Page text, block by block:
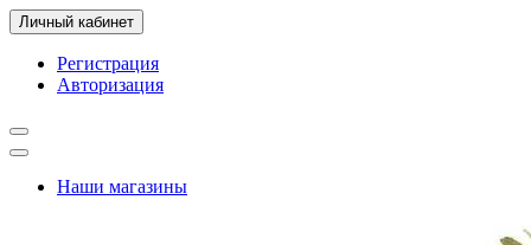
Личный кабинет
Регистрация
Авторизация
Наши магазины